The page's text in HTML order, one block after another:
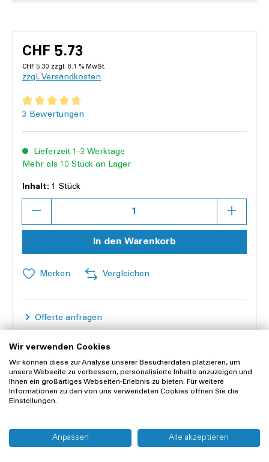
CHF 5.73
CHF 5.30 zzgl. 8.1 % MwSt.
zzgl. Versandkosten
Durchschnittliche Bewertung von 4.7 von 5 Sternen
3 Bewertungen
Lieferzeit 1-3 Werktage
Mehr als 10 Stück an Lager
Inhalt: 1 Stück
In den Warenkorb
Merken Vergleichen
Offerte anfragen
Widerrufsrecht
Wir verwenden Cookies
Wir können diese zur Analyse unserer Besucherdaten platzieren, um
unsere Webseite zu verbessern, personalisierte Inhalte anzuzeigen und
Ihnen ein großartiges Webseiten-Erlebnis zu bieten. Für weitere
Informationen zu den von uns verwendeten Cookies öffnen Sie die
Einstellungen.
Anpassen Alle akzeptieren